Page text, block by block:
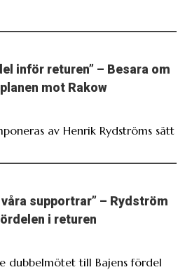
inför returen” – Besara om
mot Rakow
av Henrik Rydströms sätt
supportrar” – Rydström
i returen
dubbelmötet till Bajens fördel